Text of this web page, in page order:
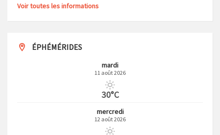
Voir toutes les informations
ÉPHÉMÉRIDES
mardi
11 août 2026
30°C
mercredi
12 août 2026